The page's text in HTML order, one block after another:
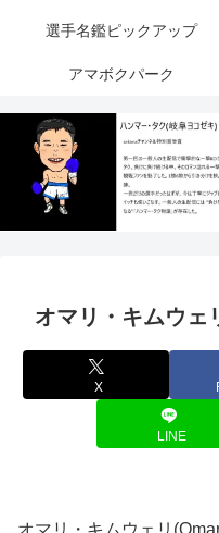
選手名鑑ピックアップ
アマボクパーク
オマリ・キムウ
X
LINE